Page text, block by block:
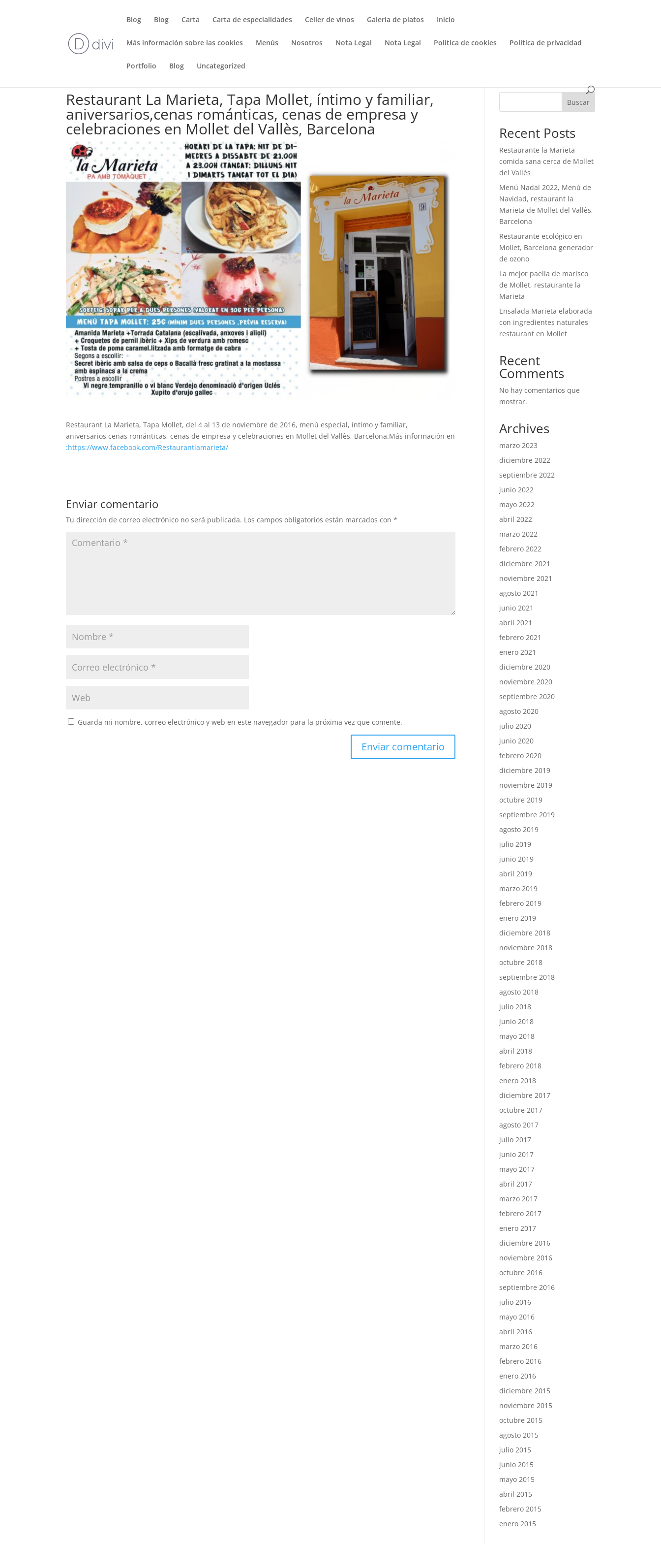
Blog Blog Carta Carta de especialidades Celler de vinos Galería de platos Inicio
Más información sobre las cookies Menús Nosotros Nota Legal Nota Legal Politica de cookies Política de privacidad
Portfolio Blog Uncategorized
Restaurant La Marieta, Tapa Mollet, íntimo y familiar,
aniversarios,cenas románticas, cenas de empresa y
celebraciones en Mollet del Vallès, Barcelona
Restaurant La Marieta, Tapa Mollet, del 4 al 13 de noviembre de 2016, menú especial, íntimo y familiar,
aniversarios,cenas románticas, cenas de empresa y celebraciones en Mollet del Vallès, Barcelona.Más información en
:https://www.facebook.com/Restaurantlamarieta/
Enviar comentario
Tu dirección de correo electrónico no será publicada. Los campos obligatorios están marcados con*
Guarda mi nombre, correo electrónico y web en este navegador para la próxima vez que comente.
Buscar
Recent Posts
Restaurante la Marieta
comida sana cerca de Mollet
del Vallès
Menú Nadal 2022, Menú de
Navidad, restaurant la
Marieta de Mollet del Vallès,
Barcelona
Restaurante ecológico en
Mollet, Barcelona generador
de ozono
La mejor paella de marisco
de Mollet, restaurante la
Marieta
Ensalada Marieta elaborada
con ingredientes naturales
restaurant en Mollet
Recent
Comments
No hay comentarios que
mostrar.
Archives
marzo 2023
diciembre 2022
septiembre 2022
junio 2022
mayo 2022
abril 2022
marzo 2022
febrero 2022
diciembre 2021
noviembre 2021
agosto 2021
junio 2021
abril 2021
febrero 2021
enero 2021
diciembre 2020
noviembre 2020
septiembre 2020
agosto 2020
julio 2020
junio 2020
febrero 2020
diciembre 2019
noviembre 2019
octubre 2019
septiembre 2019
agosto 2019
julio 2019
junio 2019
abril 2019
marzo 2019
febrero 2019
enero 2019
diciembre 2018
noviembre 2018
octubre 2018
septiembre 2018
agosto 2018
julio 2018
junio 2018
mayo 2018
abril 2018
febrero 2018
enero 2018
diciembre 2017
octubre 2017
agosto 2017
julio 2017
junio 2017
mayo 2017
abril 2017
marzo 2017
febrero 2017
enero 2017
diciembre 2016
noviembre 2016
octubre 2016
septiembre 2016
julio 2016
mayo 2016
abril 2016
marzo 2016
febrero 2016
enero 2016
diciembre 2015
noviembre 2015
octubre 2015
agosto 2015
julio 2015
junio 2015
mayo 2015
abril 2015
febrero 2015
enero 2015